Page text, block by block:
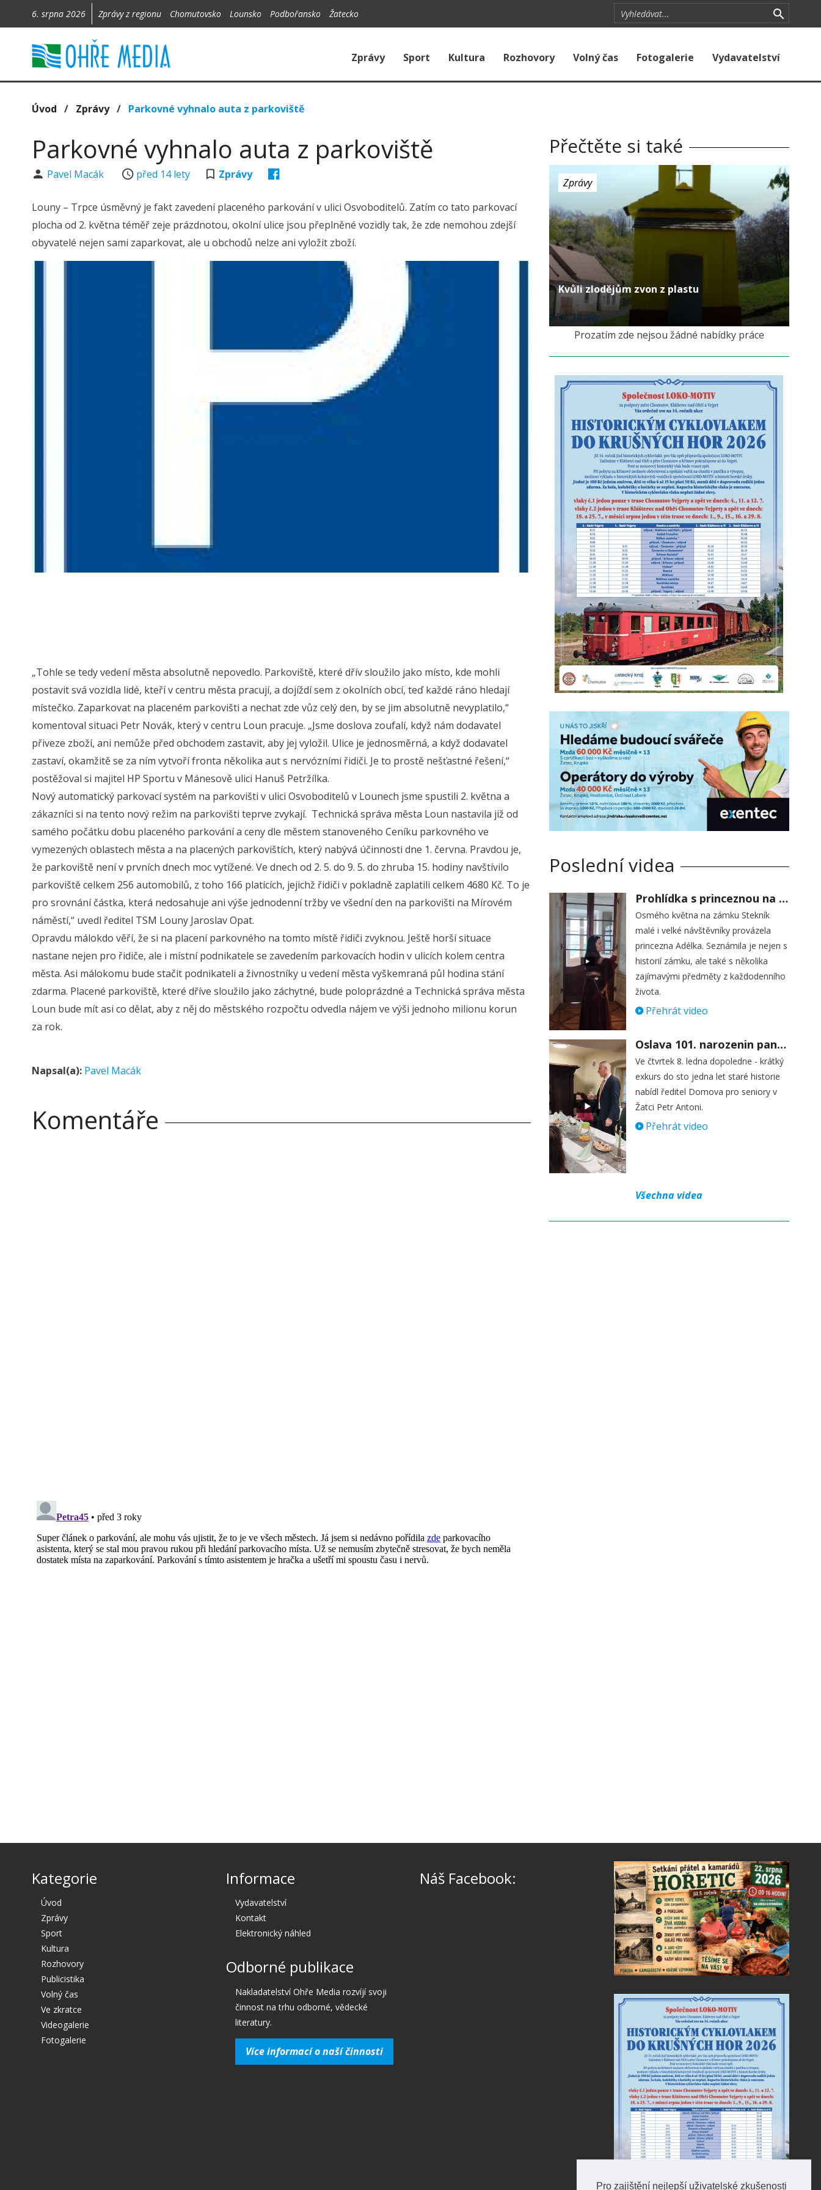
Pro zajištění nejlepší uživatelské zkušenosti
6. srpna 2026 Zprávy z regionu Chomutovsko Lounsko Podbořansko Žatecko
Zprávy Sport Kultura Rozhovory Volný čas Fotogalerie Vydavatelství
Úvod / Zprávy/ Parkovné vyhnalo auta z parkoviště
Parkovné vyhnalo auta z parkoviště
Pavel Macák před 14 lety Zprávy
Louny – Trpce úsměvný je fakt zavedení placeného parkování v ulici Osvoboditelů. Zatím co tato parkovací
plocha od 2. května téměř zeje prázdnotou, okolní ulice jsou přeplněné vozidly tak, že zde nemohou zdejší
obyvatelé nejen sami zaparkovat, ale u obchodů nelze ani vyložit zboží.
„Tohle se tedy vedení města absolutně nepovedlo. Parkoviště, které dřív sloužilo jako místo, kde mohli
postavit svá vozidla lidé, kteří v centru města pracují, a dojíždí sem z okolních obcí, teď každé ráno hledají
místečko. Zaparkovat na placeném parkovišti a nechat zde vůz celý den, by se jim absolutně nevyplatilo,“
komentoval situaci Petr Novák, který v centru Loun pracuje. „Jsme doslova zoufalí, když nám dodavatel
přiveze zboží, ani nemůže před obchodem zastavit, aby jej vyložil. Ulice je jednosměrná, a když dodavatel
zastaví, okamžitě se za ním vytvoří fronta několika aut s nervózními řidiči. Je to prostě nešťastné řešení,“
postěžoval si majitel HP Sportu v Mánesově ulici Hanuš Petržílka.
Nový automatický parkovací systém na parkovišti v ulici Osvoboditelů v Lounech jsme spustili 2. května a
zákazníci si na tento nový režim na parkovišti teprve zvykají. Technická správa města Loun nastavila již od
samého počátku dobu placeného parkování a ceny dle městem stanoveného Ceníku parkovného ve
vymezených oblastech města a na placených parkovištích, který nabývá účinnosti dne 1. června. Pravdou je,
že parkoviště není v prvních dnech moc vytížené. Ve dnech od 2. 5. do 9. 5. do zhruba 15. hodiny navštívilo
parkoviště celkem 256 automobilů, z toho 166 platících, jejichž řidiči v pokladně zaplatili celkem 4680 Kč. To je
pro srovnání částka, která nedosahuje ani výše jednodenní tržby ve všední den na parkovišti na Mírovém
náměstí,“ uvedl ředitel TSM Louny Jaroslav Opat.
Opravdu málokdo věří, že si na placení parkovného na tomto místě řidiči zvyknou. Ještě horší situace
nastane nejen pro řidiče, ale i místní podnikatele se zavedením parkovacích hodin v ulicích kolem centra
města. Asi málokomu bude stačit podnikateli a živnostníky u vedení města vyškemraná půl hodina stání
zdarma. Placené parkoviště, které dříve sloužilo jako záchytné, bude poloprázdné a Technická správa města
Loun bude mít asi co dělat, aby z něj do městského rozpočtu odvedla nájem ve výši jednoho milionu korun
za rok.
Napsal(a): Pavel Macák
Komentáře
Přečtěte si také
Zprávy
Kvůli zlodějům zvon z plastu
před 14 lety
Prozatím zde nejsou žádné nabídky práce
Poslední videa
Prohlídka s princeznou na zámku Stekník
Osmého května na zámku Stekník
malé i velké návštěvníky provázela
princezna Adélka. Seznámila je nejen s
historií zámku, ale také s několika
zajímavými předměty z každodenního
života.
Přehrát video
Oslava 101. narozenin paní Věry Skořepové
Ve čtvrtek 8. ledna dopoledne - krátký
exkurs do sto jedna let staré historie
nabídl ředitel Domova pro seniory v
Žatci Petr Antoni.
Přehrát video
Všechna videa
Kategorie
Úvod
Zprávy
Sport
Kultura
Rozhovory
Publicistika
Volný čas
Ve zkratce
Videogalerie
Fotogalerie
Informace
Vydavatelství
Kontakt
Elektronický náhled
Odborné publikace
Nakladatelství Ohře Media rozvíjí svoji
činnost na trhu odborné, vědecké
literatury.
Více informací o naší činnosti
Náš Facebook: